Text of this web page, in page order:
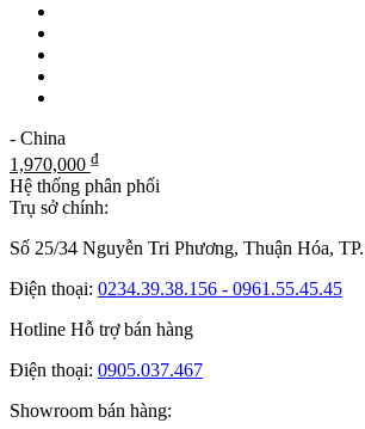
- China
1,970,000 ₫
Hệ thống phân phối
Trụ sở chính:
Số 25/34 Nguyễn Tri Phương, Thuận Hóa,
Điện thoại: 0234.39.38.156 - 0961.55.45.45
Hotline Hỗ trợ bán hàng
Điện thoại: 0905.037.467
Showroom bán hàng: